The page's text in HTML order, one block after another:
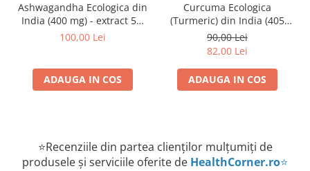
Ashwagandha Ecologica din
India (400 mg) - extract 5%
Republica BIO, 60 capsule
100,00 Lei
ADAUGA IN COS
Curcuma Ecologica
(Turmeric) din India (405
mg) Republica BIO, 60
capsule
90,00 Lei
82,00 Lei
ADAUGA IN COS
⭐Recenziile din partea clienților mulțumiți de
produsele și serviciile oferite de HealthCorner.ro⭐